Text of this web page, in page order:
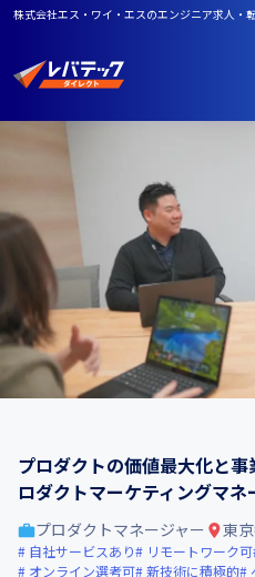
株式会社エス・ワイ・エスのエンジニア求人・
プロダクトの価値最大化と
ロダクトマーケティングマネ
プロダクトマネージャー 東
自社サービスあり リモートワーク可
オンライン選考可 新技術に積極的